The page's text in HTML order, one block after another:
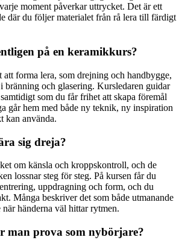
moment påverkar uttrycket. Det är ett
där du följer materialet från rå lera till färdigt
på en keramikkurs?
forma lera, som drejning och handbygge,
bränning och glasering. Kursledaren guidar
som du får frihet att skapa föremål
går hem med både ny teknik, ny inspiration
kan använda.
sig dreja?
om känsla och kroppskontroll, och de
lossnar steg för steg. På kursen får du
uppdragning och form, och du
Många beskriver det som både utmanande
händerna väl hittar rytmen.
man prova som nybörjare?